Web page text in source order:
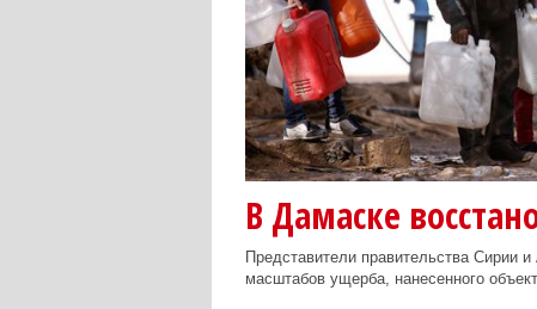
В Дамаске
Представители правительства Сирии
масштабов ущерба, нанесенного